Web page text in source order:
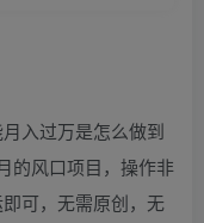
入过万是怎么做到
的风口项目，操作非
可，无需原创，无